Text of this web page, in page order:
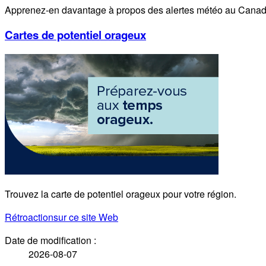
Apprenez-en davantage à propos des alertes météo au
Cartes de potentiel orageux
Trouvez la carte de potentiel orageux pour votre région.
Rétroactionsur ce site Web
Date de modification :
2026-08-07